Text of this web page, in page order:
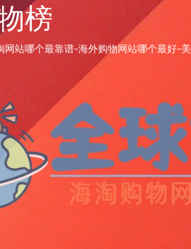
榜
网站哪个最靠谱-海外购物网站哪个最好-